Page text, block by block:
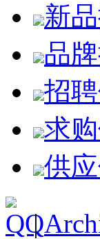
新
品
招
求
供
|